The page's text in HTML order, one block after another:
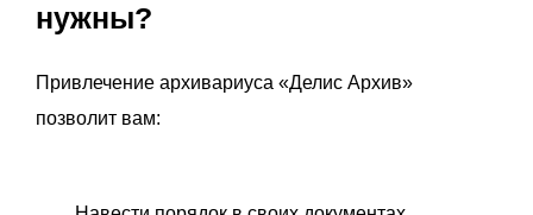
нужны?
Привлечение архивариуса «Делис Архив»
позволит вам: